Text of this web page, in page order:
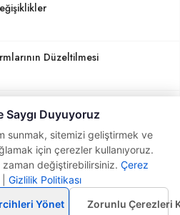
Düzeltilmesi
Durumlar
Noktalar
Saygı Duyuyoruz
sunmak, sitemizi geliştirmek ve
için çerezler kullanıyoruz.
değiştirebilirsiniz. Çerez
Gizlilik Politikası
Yönet Zorunlu Çerezleri